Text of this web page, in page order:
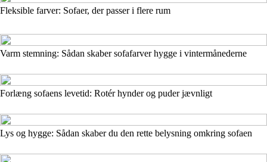
Fleksible farver: Sofaer, der passer i flere rum
Varm stemning: Sådan skaber sofafarver hygge i vintermånederne
Forlæng sofaens levetid: Rotér hynder og puder jævnligt
Lys og hygge: Sådan skaber du den rette belysning omkring sofaen